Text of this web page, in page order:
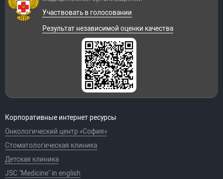
Корпоративные интернет ресурсы
Онкологический центр «София»
Стоматологическая клиника
Детская клиника
JSC "Medicine" in english
Участвовать в голосовании
Результат независимой оценки качества